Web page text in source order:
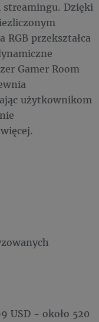
streamingu. Dzięki
przekształca
Gamer Room
użytkownikom
USD - około 520